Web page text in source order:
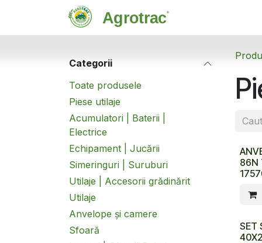
Categorii
Toate produsele
Piese utilaje
Acumulatori | Baterii |
Electrice
Echipament | Jucării
Simeringuri | Suruburi
Utilaje | Accesorii grădinărit
Utilaje
Anvelope și camere
Sfoară
86N
SET